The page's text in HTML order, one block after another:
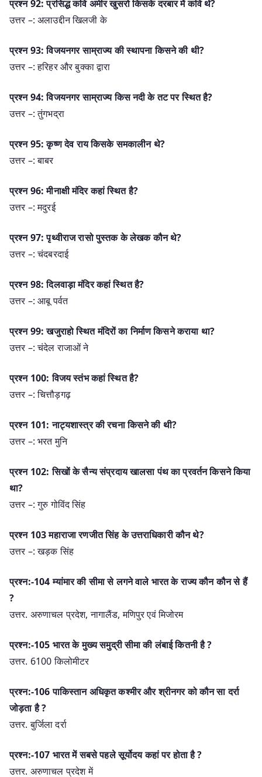
प्रश्न 92: प्रसिद्ध कवि अमीर खुसरो किसके दरबार में कवि थे?
उत्तर –: अलाउद्दीन खिलजी के
प्रश्न 93: विजयनगर साम्राज्य की स्थापना किसने की थी?
उत्तर –: हरिहर और बुक्का द्वारा
प्रश्न 94: विजयनगर साम्राज्य किस नदी के तट पर स्थित है?
उत्तर –: तुंगभद्रा
प्रश्न 95: कृष्ण देव राय किसके समकालीन थे?
उत्तर –: बाबर
प्रश्न 96: मीनाक्षी मंदिर कहां स्थित है?
उत्तर –: मदुरई
प्रश्न 97: पृथ्वीराज रासो पुस्तक के लेखक कौन थे?
उत्तर –: चंदबरदाई
प्रश्न 98: दिलवाड़ा मंदिर कहां स्थित है?
उत्तर –: आबू पर्वत
प्रश्न 99: खजुराहो स्थित मंदिरों का निर्माण किसने कराया था?
उत्तर –: चंदेल राजाओं ने
प्रश्न 100: विजय स्तंभ कहां स्थित है?
उत्तर –: चित्तौड़गढ़
प्रश्न 101: नाट्यशास्त्र की रचना किसने की थी?
उत्तर –: भरत मुनि
प्रश्न 102: सिखों के सैन्य संप्रदाय खालसा पंथ का प्रवर्तन किसने किया
था?
उत्तर –: गुरु गोविंद सिंह
प्रश्न 103 महाराजा रणजीत सिंह के उत्तराधिकारी कौन थे?
उत्तर –: खड़क सिंह
प्रश्न:-104 म्यांमार की सीमा से लगने वाले भारत के राज्य कौन कौन से हैं
?
उत्तर. अरुणाचल प्रदेश, नागालैंड, मणिपुर एवं मिजोरम
प्रश्न:-105 भारत के मुख्य समुद्री सीमा की लंबाई कितनी है ?
उत्तर. 6100 किलोमीटर
प्रश्न:-106 पाकिस्तान अधिकृत कश्मीर और श्रीनगर को कौन सा दर्रा
जोड़ता है ?
उत्तर. बुर्जिला दर्रा
प्रश्न:-107 भारत में सबसे पहले सूर्योदय कहां पर होता है ?
उत्तर. अरुणाचल प्रदेश में